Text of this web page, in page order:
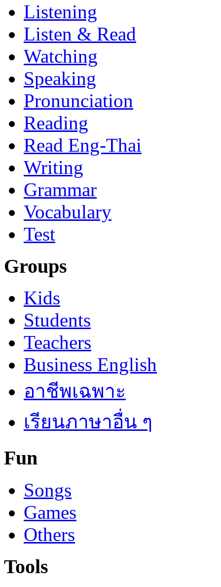
Listening
Listen & Read
Watching
Speaking
Pronunciation
Reading
Read Eng-Thai
Writing
Grammar
Vocabulary
Test
Groups
Kids
Students
Teachers
Business English
อาชีพเฉพาะ
เรียนภาษาอื่น ๆ
Fun
Songs
Games
Others
Tools